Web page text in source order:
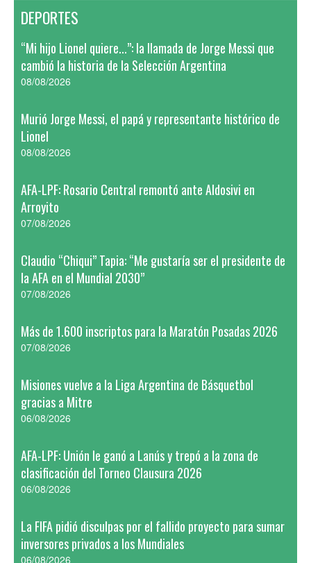
DEPORTES
“Mi hijo Lionel quiere...”: la llamada de Jorge Messi que
cambió la historia de la Selección Argentina
08/08/2026
Murió Jorge Messi, el papá y representante histórico de
Lionel
08/08/2026
AFA-LPF: Rosario Central remontó ante Aldosivi en
Arroyito
07/08/2026
Claudio “Chiqui” Tapia: “Me gustaría ser el presidente de
la AFA en el Mundial 2030”
07/08/2026
Más de 1.600 inscriptos para la Maratón Posadas 2026
07/08/2026
Misiones vuelve a la Liga Argentina de Básquetbol
gracias a Mitre
06/08/2026
AFA-LPF: Unión le ganó a Lanús y trepó a la zona de
clasificación del Torneo Clausura 2026
06/08/2026
La FIFA pidió disculpas por el fallido proyecto para sumar
inversores privados a los Mundiales
06/08/2026